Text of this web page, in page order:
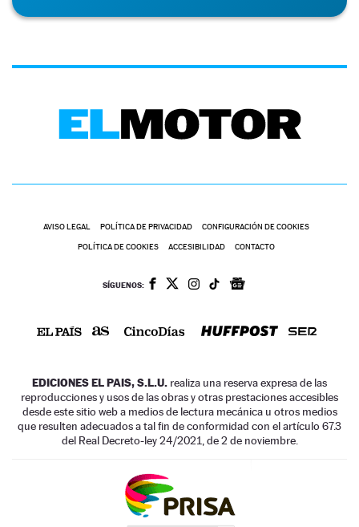
AVISO LEGAL POLÍTICA DE PRIVACIDAD CONFIGURACIÓN DE COOKIES
POLÍTICA DE COOKIES ACCESIBILIDAD CONTACTO
SÍGUENOS:
EDICIONES EL PAIS, S.L.U. realiza una reserva expresa de las
reproducciones y usos de las obras y otras prestaciones accesibles
desde este sitio web a medios de lectura mecánica u otros medios
que resulten adecuados a tal fin de conformidad con el artículo 67.3
del Real Decreto-ley 24/2021, de 2 de noviembre.